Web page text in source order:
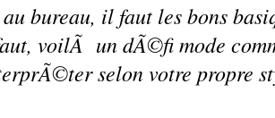
bureau, il faut les bons
voilÃ un dÃ©fi mode
selon votre propre